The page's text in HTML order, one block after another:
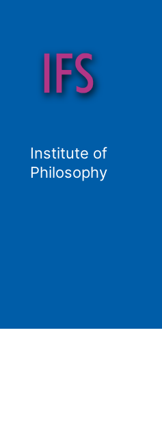
Institute of
Philosophy